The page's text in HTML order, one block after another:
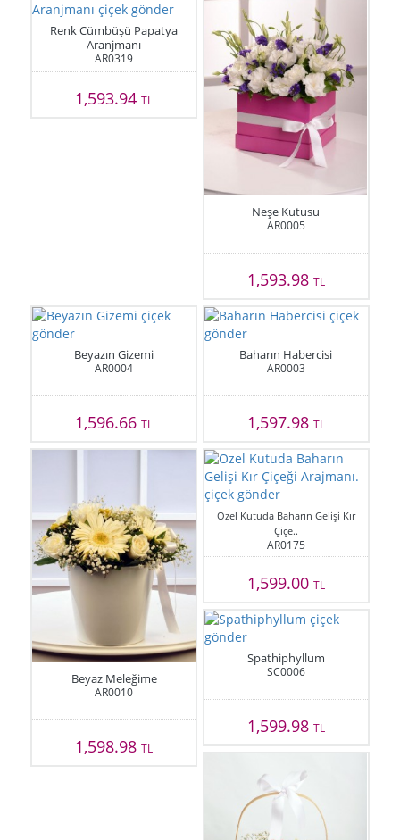
Renk Cümbüşü Papatya
Aranjmanı
AR0319
1,593.94TL
Neşe Kutusu
AR0005
1,593.98 TL
Beyazın Gizemi
AR0004
1,596.66TL
Baharın Habercisi
AR0003
1,597.98 TL
Beyaz Meleğime
AR0010
1,598.98TL
Özel Kutuda Baharın Gelişi Kır
Çiçe..
AR0175
1,599.00 TL
Spathiphyllum
SC0006
1,599.98 TL